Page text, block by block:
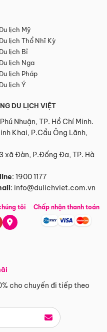
Du lịch Mỹ
Du lịch Thổ Nhĩ Kỳ
Du lịch Bỉ
Du lịch Nga
Du lịch Pháp
Du lịch Ý
DU LỊCH VIỆT
Nhuận, TP. Hồ Chí Minh.
Khai, P.Cầu Ông Lãnh,
xã Đàn, P.Đống Đa, TP. Hà
: 1900 1177
: info@dulichviet.com.vn
cho chuyến đi tiếp theo
tôi Chấp nhận thanh toán